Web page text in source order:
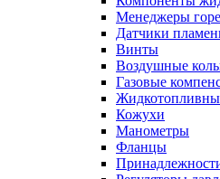
Менеджеры
Датчики
Винты
Воздушные
Газовые
Кожухи
Манометры
Фланцы